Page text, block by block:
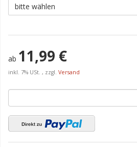
bitte wählen
ab 11,99 €
inkl. 7% USt. , zzgl. Versand